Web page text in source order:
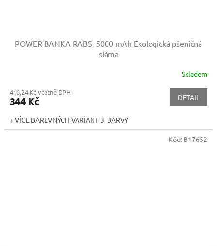
POWER BANKA RABS, 5000 mAh Ekologická pšeničná
sláma
Skladem
416,24 Kč včetně DPH
344 Kč DETAIL
+ VÍCE BAREVNÝCH VARIANT 3 BARVY
Kód: B17652